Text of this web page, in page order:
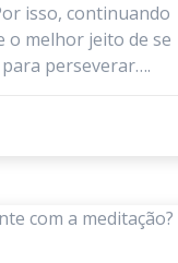
isso, continuando
o melhor jeito de se
perseverar….